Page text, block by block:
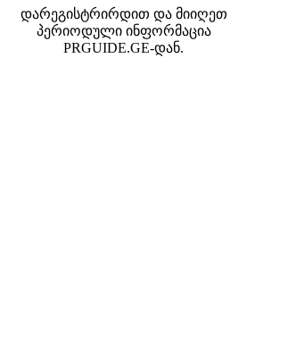
დარეგისტრირდით და მიიღეთ
პერიოდული ინფორმაცია
PRGUIDE.GE-დან.